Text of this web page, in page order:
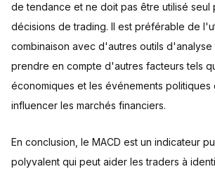
de tendance et ne doit pas être utilisé seul
décisions de trading. Il est préférable de
combinaison avec d'autres outils
prendre en compte d'autres facteurs tels
économiques et les événements politiques
influencer les marchés financiers.
En conclusion, le MACD est un indicateur
polyvalent qui peut aider les traders à